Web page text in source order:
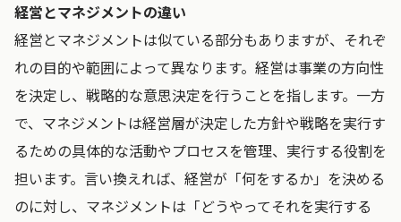
経営とマネジメントの違い
経営とマネジメントは似ている部分もありますが、それぞ
れの目的や範囲によって異なります。経営は事業の方向性
を決定し、戦略的な意思決定を行うことを指します。一方
で、マネジメントは経営層が決定した方針や戦略を実行す
るための具体的な活動やプロセスを管理、実行する役割を
担います。言い換えれば、経営が「何をするか」を決める
のに対し、マネジメントは「どうやってそれを実行する